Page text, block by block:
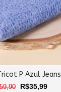
P Azul Jeans
R$35,99